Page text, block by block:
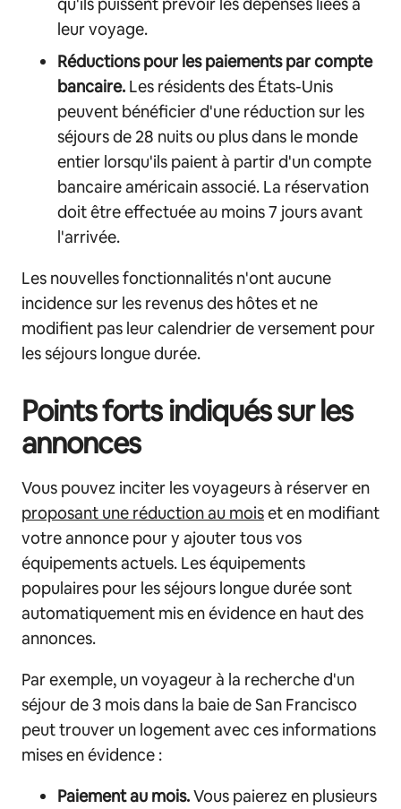
leur voyage.
Réductions pour les paiements par compte
bancaire. Les résidents des États-Unis
peuvent bénéficier d'une réduction sur les
séjours de 28 nuits ou plus dans le monde
entier lorsqu'ils paient à partir d'un compte
bancaire américain associé. La réservation
doit être effectuée au moins 7 jours avant
l'arrivée.
Les nouvelles fonctionnalités n'ont aucune
incidence sur les revenus des hôtes et ne
modifient pas leur calendrier de versement pour
les séjours longue durée.
Points forts indiqués sur les
annonces
Vous pouvez inciter les voyageurs à réserver en
proposant une réduction au moiset en modifiant
votre annonce pour y ajouter tous vos
équipements actuels. Les équipements
populaires pour les séjours longue durée sont
automatiquement mis en évidence en haut des
annonces.
Par exemple, un voyageur à la recherche d'un
séjour de 3 mois dans la baie de San Francisco
peut trouver un logement avec ces informations
mises en évidence :
Paiement au mois.Vous paierez en plusieurs